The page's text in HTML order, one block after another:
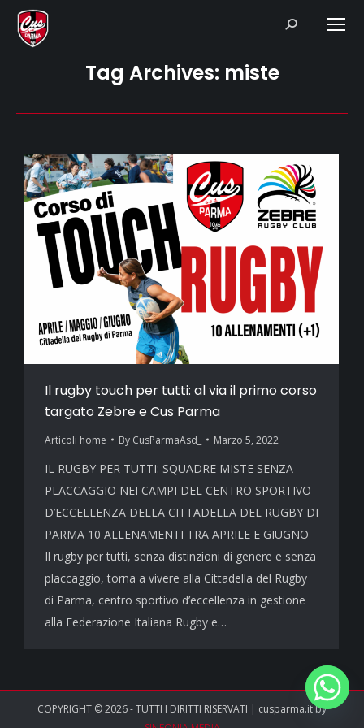
Search:
Tag Archives: miste
Il rugby touch per tutti: al via il primo corso
targato Zebre e Cus Parma
Articoli home By CusParmaAsd_ Marzo 5, 2022
IL RUGBY PER TUTTI: SQUADRE MISTE SENZA
PLACCAGGIO NEI CAMPI DEL CENTRO SPORTIVO
D’ECCELLENZA DELLA CITTADELLA DEL RUGBY DI
PARMA 10 ALLENAMENTI TRA APRILE E GIUGNO
Il rugby per tutti, senza distinzioni di genere e senza
placcaggio, torna a vivere alla Cittadella del Rugby
di Parma, centro sportivo d’eccellenza in gestione
alla Federazione Italiana Rugby e…
COPYRIGHT © 2026 - TUTTI I DIRITTI RISERVATI | cusparma.it by